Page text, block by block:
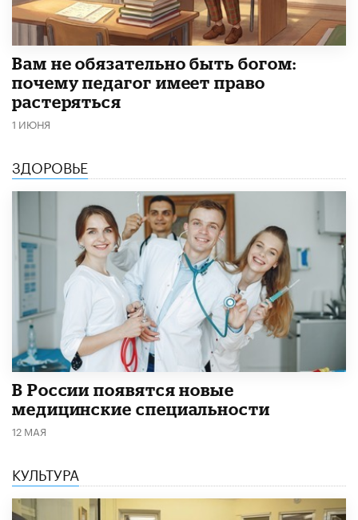
​Вам не обязательно быть богом:
почему педагог имеет право
растеряться
1 ИЮНЯ
ЗДОРОВЬЕ
В России появятся новые
медицинские специальности
12 МАЯ
КУЛЬТУРА